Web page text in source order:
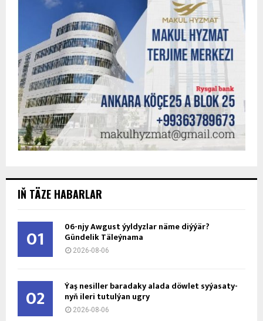
IŇ TÄZE HABARLAR
01 06-njy Awgust ýyldyzlar näme diýýär?
Gündelik Täleýnama
2026-08-06
02 Ýaş ne­sil­ler ba­ra­da­ky ala­da döw­let sy­ýa­sa­ty­
nyň ile­ri tu­tul­ýan ug­ry
2026-08-06